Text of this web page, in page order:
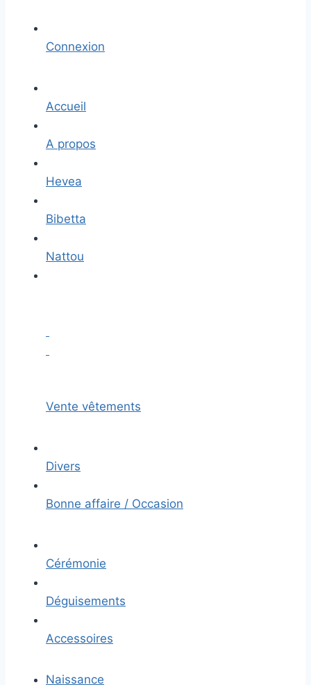
Connexion
Accueil
A propos
Hevea
Bibetta
Nattou
Vente vêtements
Divers
Bonne affaire / Occasion
Cérémonie
Déguisements
Accessoires
Naissance